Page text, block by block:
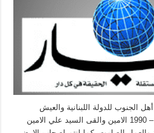
كما لا تأتي المضرة من مسيحية النظام
القيم و المبادئ الانسانية التي تجعل
الجنوب للدولة اللبنانية والعيش
المشترك أرشيف الديار – 12 -1 – 1990 الامين والقى السيد علي الامين